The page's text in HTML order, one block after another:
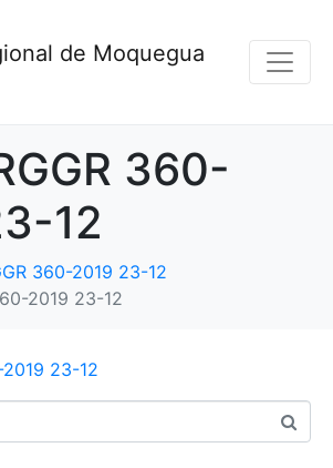
de Moquegua
360-
12
360-2019 23-12
2019 23-12
23-12